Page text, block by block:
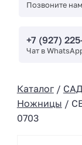
Позвоните нам
+7 (927)
Чат в
Каталог/
Ножницы /
0703